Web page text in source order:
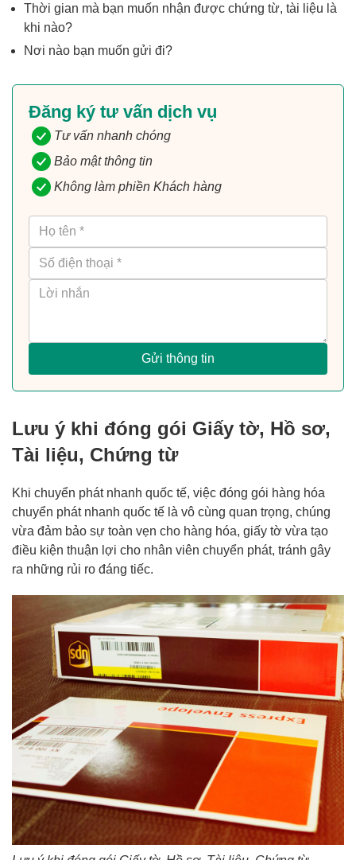
Thời gian mà bạn muốn nhận được chứng từ, tài liệu là
khi nào?
Nơi nào bạn muốn gửi đi?
Đăng ký tư vấn dịch vụ
Tư vấn nhanh chóng
Bảo mật thông tin
Không làm phiền Khách hàng
Gửi thông tin
Lưu ý khi đóng gói Giấy tờ, Hồ sơ,
Tài liệu, Chứng từ
Khi chuyển phát nhanh quốc tế, việc đóng gói hàng hóa
chuyển phát nhanh quốc tế là vô cùng quan trọng, chúng
vừa đảm bảo sự toàn vẹn cho hàng hóa, giấy tờ vừa tạo
điều kiện thuận lợi cho nhân viên chuyển phát, tránh gây
ra những rủi ro đáng tiếc.